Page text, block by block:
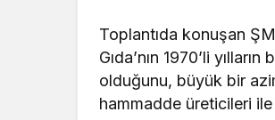
Toplantıda konuşan
Gıda’nın 1970’li
olduğunu, büyük bir
hammadde üreticileri